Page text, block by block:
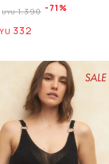
UYU 1.390 71
332